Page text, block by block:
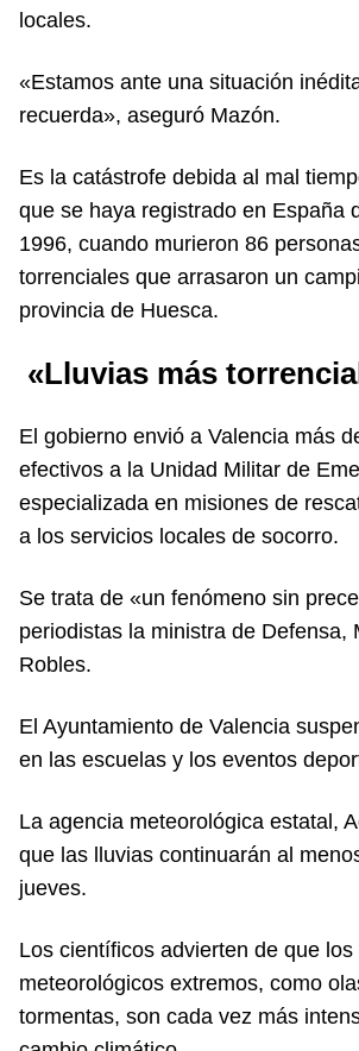
locales.
«Estamos ante una situación
recuerda», aseguró Mazón.
Es la catástrofe debida al mal
que se haya registrado en España
1996, cuando murieron 86
torrenciales que arrasaron un
provincia de Huesca.
«Lluvias más
El gobierno envió a Valencia más
efectivos a la Unidad Militar de
especializada en misiones de
a los servicios locales de socorro.
Se trata de «un fenómeno sin
periodistas la ministra de Defensa,
Robles.
El Ayuntamiento de Valencia
en las escuelas y los eventos
La agencia meteorológica estatal,
que las lluvias continuarán al
jueves.
Los científicos advierten de que
meteorológicos extremos, como
tormentas, son cada vez más